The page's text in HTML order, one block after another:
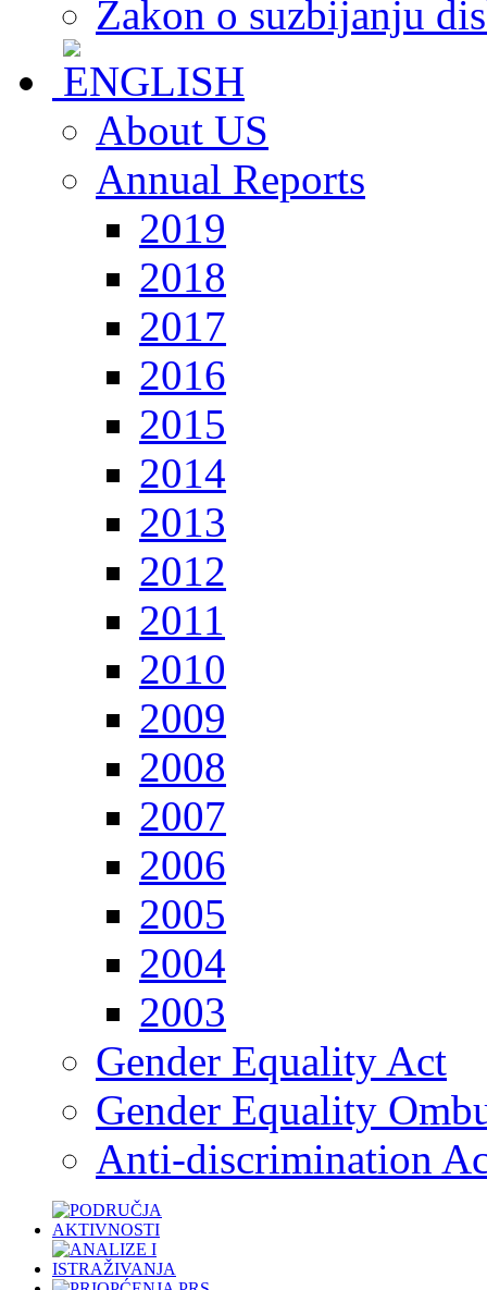
Zakon o suzbijanju
About US
Annual Reports
2019
2018
2017
2016
2015
2014
2013
2012
2011
2010
2009
2008
2007
2006
2005
2004
2003
Gender Equality Act
Gender Equality
Anti-discrimination